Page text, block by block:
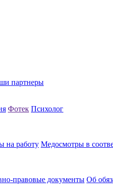
партнеры
Фотек Психолог
на работу Медосмотры в
правовые документы Об